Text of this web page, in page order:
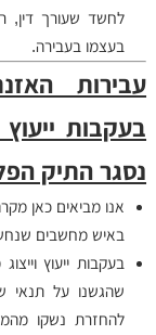
לחשד שעורך דין,
בעצמו בעבירה.
עבירות
בעקבות
נסגר התיק
אנו מביאים כאן
באיש מחשבים
בעקבות ייעוץ
שהגשנו על תנאי
להחזרת נשקו